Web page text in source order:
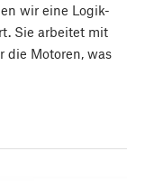
wir eine Logik-
Sie arbeitet mit
die Motoren, was